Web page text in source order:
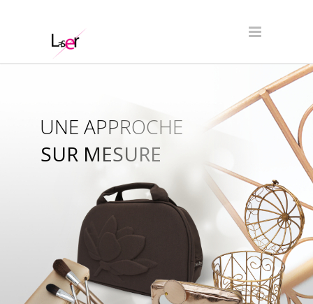
SUR MESURE
UNE APPROCHE